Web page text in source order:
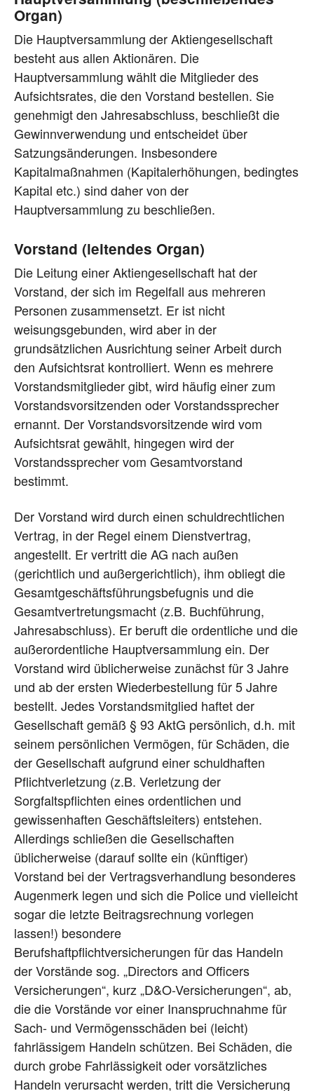
Organ)
Die Hauptversammlung der Aktiengesellschaft
besteht aus allen Aktionären. Die
Hauptversammlung wählt die Mitglieder des
Aufsichtsrates, die den Vorstand bestellen. Sie
genehmigt den Jahresabschluss, beschließt die
Gewinnverwendung und entscheidet über
Satzungsänderungen. Insbesondere
Kapitalmaßnahmen (Kapitalerhöhungen, bedingtes
Kapital etc.) sind daher von der
Hauptversammlung zu beschließen.
Vorstand (leitendes Organ)
Die Leitung einer Aktiengesellschaft hat der
Vorstand, der sich im Regelfall aus mehreren
Personen zusammensetzt. Er ist nicht
weisungsgebunden, wird aber in der
grundsätzlichen Ausrichtung seiner Arbeit durch
den Aufsichtsrat kontrolliert. Wenn es mehrere
Vorstandsmitglieder gibt, wird häufig einer zum
Vorstandsvorsitzenden oder Vorstandssprecher
ernannt. Der Vorstandsvorsitzende wird vom
Aufsichtsrat gewählt, hingegen wird der
Vorstandssprecher vom Gesamtvorstand
bestimmt.
Der Vorstand wird durch einen schuldrechtlichen
Vertrag, in der Regel einem Dienstvertrag,
angestellt. Er vertritt die AG nach außen
(gerichtlich und außergerichtlich), ihm obliegt die
Gesamtgeschäftsführungsbefugnis und die
Gesamtvertretungsmacht (z.B. Buchführung,
Jahresabschluss). Er beruft die ordentliche und die
außerordentliche Hauptversammlung ein. Der
Vorstand wird üblicherweise zunächst für 3 Jahre
und ab der ersten Wiederbestellung für 5 Jahre
bestellt. Jedes Vorstandsmitglied haftet der
Gesellschaft gemäß § 93 AktG persönlich, d.h. mit
seinem persönlichen Vermögen, für Schäden, die
der Gesellschaft aufgrund einer schuldhaften
Pflichtverletzung (z.B. Verletzung der
Sorgfaltspflichten eines ordentlichen und
gewissenhaften Geschäftsleiters) entstehen.
Allerdings schließen die Gesellschaften
üblicherweise (darauf sollte ein (künftiger)
Vorstand bei der Vertragsverhandlung besonderes
Augenmerk legen und sich die Police und vielleicht
sogar die letzte Beitragsrechnung vorlegen
lassen!) besondere
Berufshaftpflichtversicherungen für das Handeln
der Vorstände sog. „Directors and Officers
Versicherungen“, kurz „D&O-Versicherungen“, ab,
die die Vorstände vor einer Inanspruchnahme für
Sach- und Vermögensschäden bei (leicht)
fahrlässigem Handeln schützen. Bei Schäden, die
durch grobe Fahrlässigkeit oder vorsätzliches
Handeln verursacht werden, tritt die Versicherung